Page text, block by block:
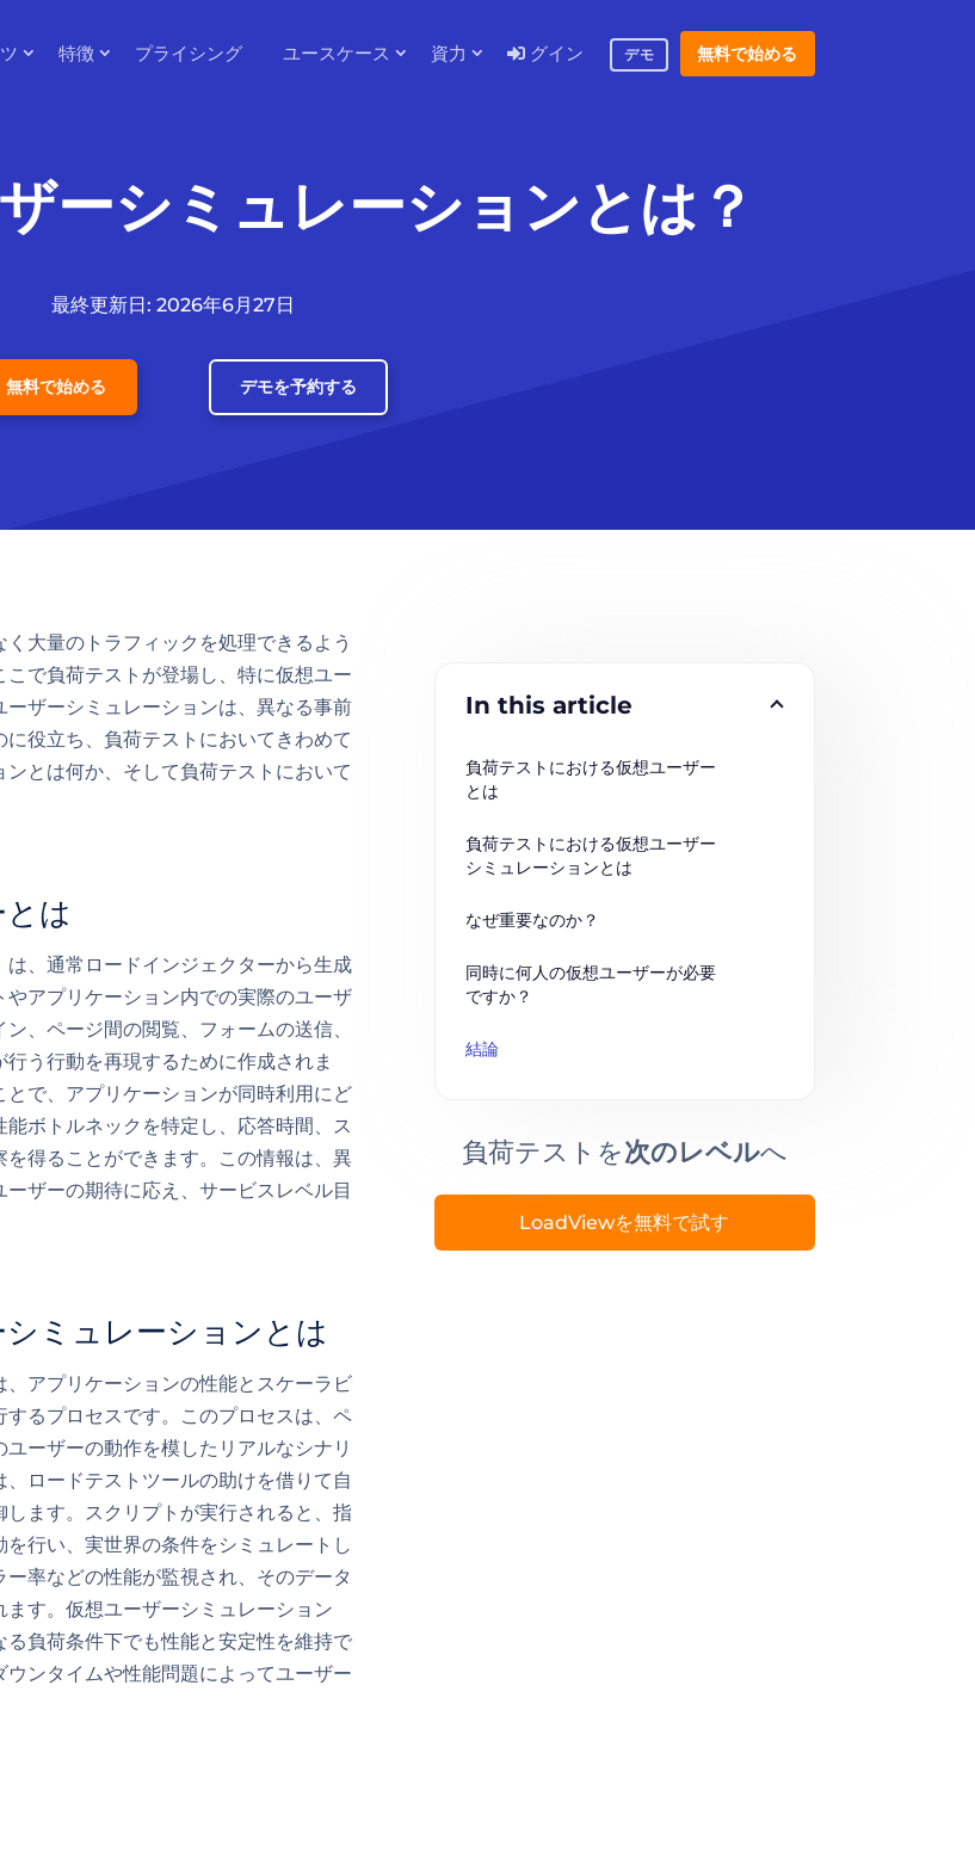
特徴 プライシング ユースケース 資力 グイン デモ 無料で始める
ーシミュレーションとは？
最終更新日: 2026年6月27日
無料で始める デモを予約する
大量のトラフィックを処理できるよう
で負荷テストが登場し、特に仮想ユー
ザーシミュレーションは、異なる事前
役立ち、負荷テストにおいてきわめて
とは何か、そして負荷テストにおいて
は
、通常ロードインジェクターから生成
アプリケーション内での実際のユーザ
、ページ間の閲覧、フォームの送信、
う行動を再現するために作成されま
で、アプリケーションが同時利用にど
ボトルネックを特定し、応答時間、ス
得ることができます。この情報は、異
ザーの期待に応え、サービスレベル目
ミュレーションとは
アプリケーションの性能とスケーラビ
るプロセスです。このプロセスは、ペ
ーザーの動作を模したリアルなシナリ
ロードテストツールの助けを借りて自
ます。スクリプトが実行されると、指
行い、実世界の条件をシミュレートし
率などの性能が監視され、そのデータ
す。仮想ユーザーシミュレーション
負荷条件下でも性能と安定性を維持で
ンタイムや性能問題によってユーザー
In this article
負荷テストにおける仮想ユーザー
とは
負荷テストにおける仮想ユーザー
シミュレーションとは
なぜ重要なのか？
同時に何人の仮想ユーザーが必要
ですか？
結論
負荷テストを次のレベルへ
LoadViewを無料で試す